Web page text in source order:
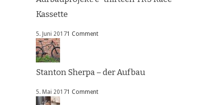
Kassette
5. Juni 20171 Comment
Stanton Sherpa – der Aufbau
5. Mai 20171 Comment